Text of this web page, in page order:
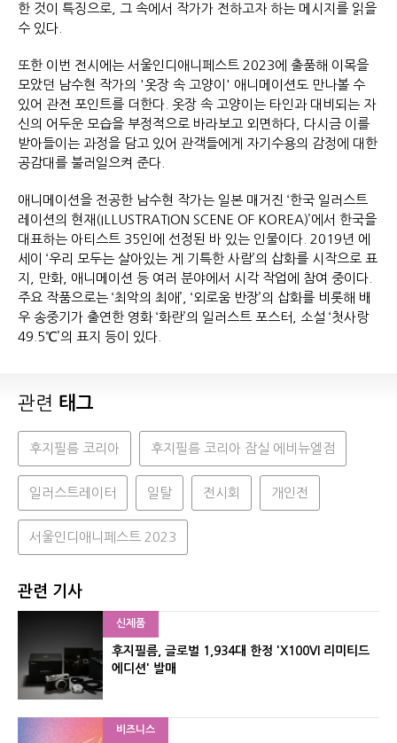
한 것이 특징으로, 그 속에서 작가가 전하고자 하는 메시지를 읽을
수 있다.
또한 이번 전시에는 서울인디애니페스트 2023에 출품해 이목을
모았던 남수현 작가의 '옷장 속 고양이' 애니메이션도 만나볼 수
있어 관전 포인트를 더한다. 옷장 속 고양이는 타인과 대비되는 자
신의 어두운 모습을 부정적으로 바라보고 외면하다, 다시금 이를
받아들이는 과정을 담고 있어 관객들에게 자기수용의 감정에 대한
공감대를 불러일으켜 준다.
애니메이션을 전공한 남수현 작가는 일본 매거진 ‘한국 일러스트
레이션의 현재(ILLUSTRATION SCENE OF KOREA)’에서 한국을
대표하는 아티스트 35인에 선정된 바 있는 인물이다. 2019년 에
세이 ‘우리 모두는 살아있는 게 기특한 사람’의 삽화를 시작으로 표
지, 만화, 애니메이션 등 여러 분야에서 시각 작업에 참여 중이다.
주요 작품으로는 ‘최악의 최애’, ‘외로움 반장’의 삽화를 비롯해 배
우 송중기가 출연한 영화 ‘화란’의 일러스트 포스터, 소설 ‘첫사랑
49.5℃’의 표지 등이 있다.
관련 태그
후지필름 코리아 후지필름 코리아 잠실 에비뉴엘점
일러스트레이터 일탈 전시회 개인전
서울인디애니페스트 2023
관련 기사
신제품
후지필름, 글로벌 1,934대 한정 'X100VI 리미티드
에디션' 발매
비즈니스